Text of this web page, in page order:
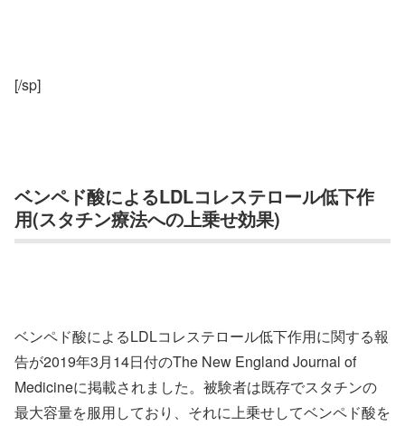
[/sp]
ベンペド酸によるLDLコレステロール低下作
用(スタチン療法への上乗せ効果)
ベンペド酸によるLDLコレステロール低下作用に関する報
告が2019年3月14日付のThe New England Journal of
Medicineに掲載されました。被験者は既存でスタチンの
最大容量を服用しており、それに上乗せしてベンペド酸を